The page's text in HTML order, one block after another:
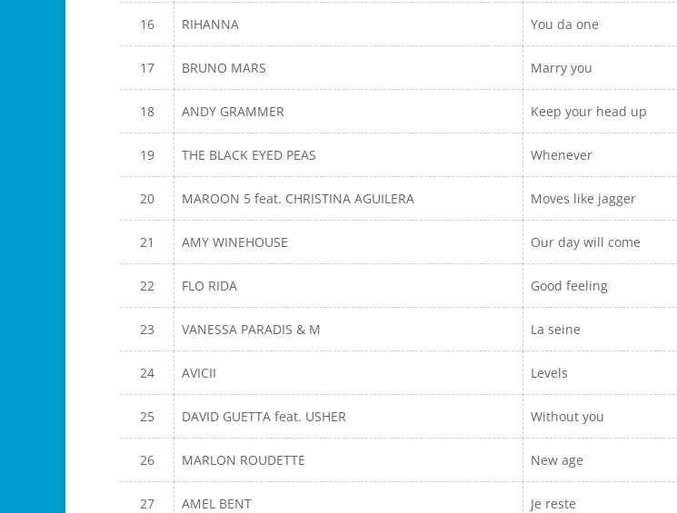
16 RIHANNA You da one
17 BRUNO MARS Marry you
18 ANDY GRAMMER Keep your head up
19 THE BLACK EYED PEAS Whenever
20 MAROON 5 feat. CHRISTINA AGUILERA Moves like jagger
21 AMY WINEHOUSE Our day will come
22 FLO RIDA Good feeling
23 VANESSA PARADIS & M La seine
24 AVICII Levels
25 DAVID GUETTA feat. USHER Without you
26 MARLON ROUDETTE New age
27 AMEL BENT Je reste